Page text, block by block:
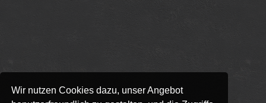
Wir nutzen Cookies dazu, unser Angebot